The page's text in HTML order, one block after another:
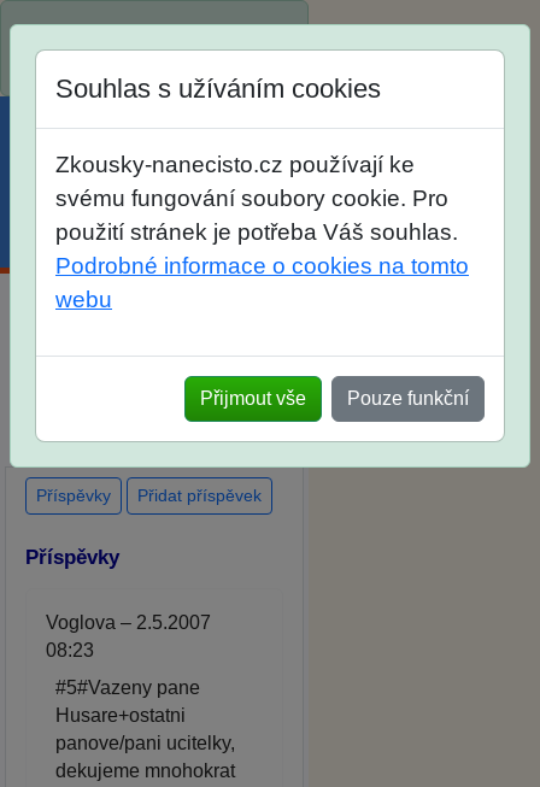
Menu Účet Košík
zkoušek na SŠ? Vaše ohlasy
po skutečných přijímacích
zkouškách
Souhlas s užíváním cookies
Zkousky-nanecisto.cz používají ke
svému fungování soubory cookie. Pro
použití stránek je potřeba Váš souhlas.
Podrobné informace o cookies na tomto
webu
Přijmout vše Pouze funkční
Příspěvky Přidat příspěvek
Příspěvky
Voglova – 2.5.2007
08:23
#5#Vazeny pane
Husare+ostatni
panove/pani ucitelky,
dekujeme mnohokrat